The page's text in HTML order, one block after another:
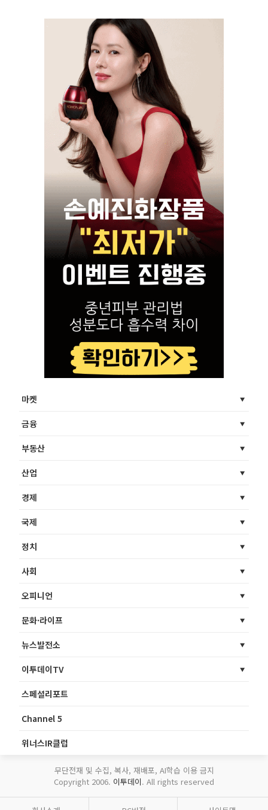
마켓
금융
부동산
산업
경제
국제
정치
사회
오피니언
문화·라이프
뉴스발전소
이투데이TV
스페셜리포트
Channel 5
위너스IR클럽
무단전재 및 수집, 복사, 재배포, AI학습 이용 금지
Copyright 2006. 이투데이. All rights reserved